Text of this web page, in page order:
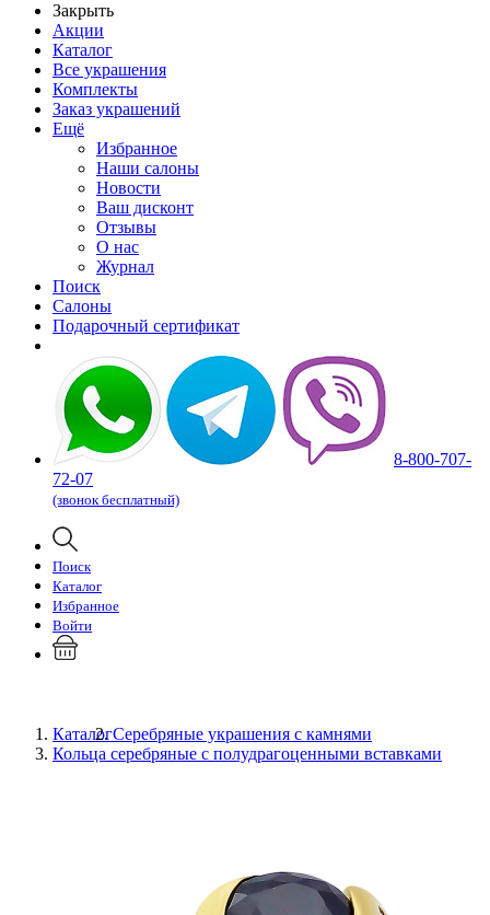
Закрыть
Акции
Каталог
Все украшения
Комплекты
Заказ украшений
Ещё
Избранное
Наши салоны
Новости
Ваш дисконт
Отзывы
О нас
Журнал
Поиск
Салоны
Подарочный сертификат
8-800-707-
72-07
(звонок бесплатный)
Поиск
Каталог
Избранное
Войти
КаталогСеребряные украшения с камнями
Кольца серебряные с полудрагоценными вставками